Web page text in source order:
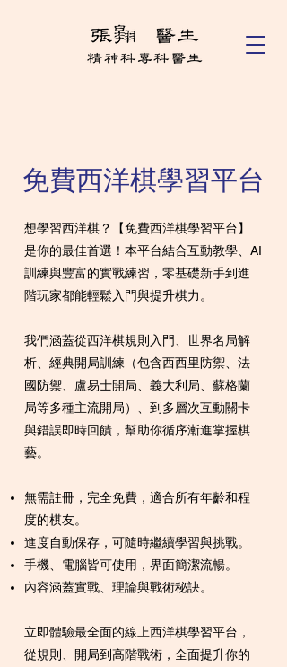
免費西洋棋學習平台
想學習西洋棋？【免費西洋棋學習平台】
是你的最佳首選！本平台結合互動教學、AI
訓練與豐富的實戰練習，零基礎新手到進
階玩家都能輕鬆入門與提升棋力。
我們涵蓋從西洋棋規則入門、世界名局解
析、經典開局訓練（包含西西里防禦、法
國防禦、盧易士開局、義大利局、蘇格蘭
局等多種主流開局）、到多層次互動關卡
與錯誤即時回饋，幫助你循序漸進掌握棋
藝。
無需註冊，完全免費，適合所有年齡和程
度的棋友。
進度自動保存，可隨時繼續學習與挑戰。
手機、電腦皆可使用，界面簡潔流暢。
內容涵蓋實戰、理論與戰術秘訣。
立即體驗最全面的線上西洋棋學習平台，
從規則、開局到高階戰術，全面提升你的